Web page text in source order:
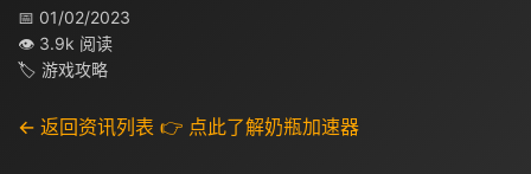
📅 01/02/2023
👁 3.9k 阅读
🏷 游戏攻略
← 返回资讯列表 👉 点此了解奶瓶加速器